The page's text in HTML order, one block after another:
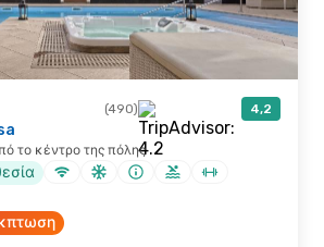
(490) 4,2
το κέντρο της πόλης